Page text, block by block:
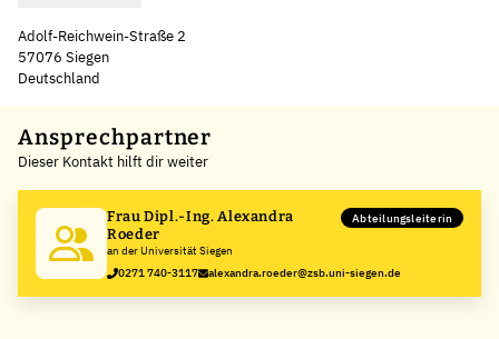
Adolf-Reichwein-Straße 2
57076 Siegen
Deutschland
+
−
Ansprechpartner
Dieser Kontakt hilft dir weiter
Frau Dipl.-Ing. Alexandra
Roeder
an der Universität Siegen
Abteilungsleiterin
0271 740-3117 alexandra.roeder@zsb.uni-siegen.de